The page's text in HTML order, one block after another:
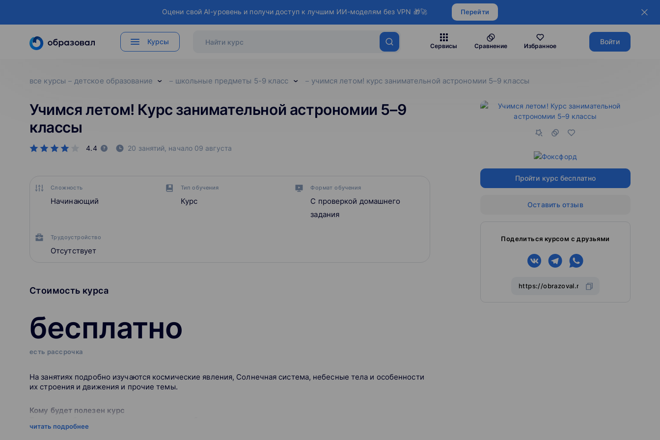
Оцени свой AI-уровень и получи доступ к лучшим ИИ-моделям без VPN 🎁🚀 Перейти
Курсы
Сервисы Сравнение Избранное
Войти
все курсы детское образование школьные предметы 5-9 класс учимся летом! курс занимательной астрономии 5–9 классы
Учимся летом! Курс занимательной астрономии 5–9
классы
4.4 20 занятий, начало 09 августа
Сложность
Начинающий
Тип обучения
Курс
Формат обучения
С проверкой домашнего
задания
Трудоустройство
Отсутствует
Стоимость курса
бесплатно
есть рассрочка
На занятиях подробно изучаются космические явления, Солнечная система, небесные тела и особенности
их строения и движения и прочие темы.
Кому будет полезен курс
читать подробнее
Пройти курс бесплатно
Оставить отзыв
Поделиться курсом с друзьями